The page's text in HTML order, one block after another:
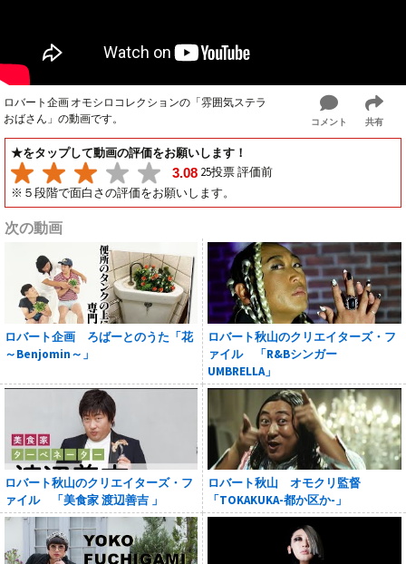
ロバート企画 オモシロコレクションの「雰囲気ステラ
おばさん」の動画です。
コメント 共有
★をタップして動画の評価をお願いします！
3.08 25投票 評価前
※５段階で面白さの評価をお願いします。
次の動画
ロバート企画 ろばーとのうた「花
～Benjomin～」
ロバート秋山のクリエイターズ・フ
ァイル 「R&Bシンガー
UMBRELLA」
ロバート秋山のクリエイターズ・フ
ァイル 「美食家 渡辺善吉 」
ロバート秋山 オモクリ監督
「TOKAKUKA-都か区か-」